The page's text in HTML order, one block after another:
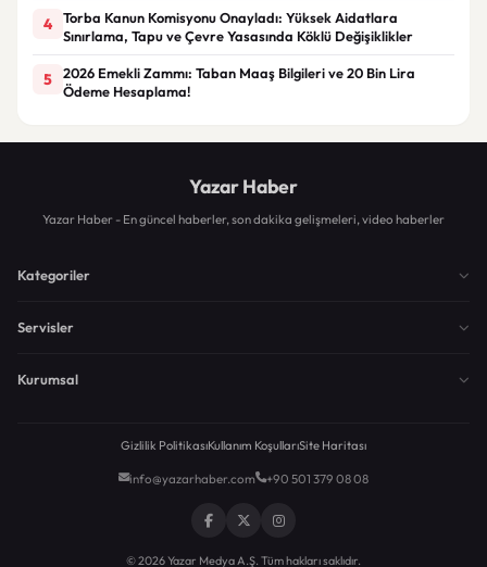
4
Torba Kanun Komisyonu Onayladı: Yüksek Aidatlara
Sınırlama, Tapu ve Çevre Yasasında Köklü Değişiklikler
5
2026 Emekli Zammı: Taban Maaş Bilgileri ve 20 Bin Lira
Ödeme Hesaplama!
Yazar Haber
Yazar Haber - En güncel haberler, son dakika gelişmeleri, video haberler
Kategoriler
Servisler
Kurumsal
Gizlilik PolitikasıKullanım KoşullarıSite Haritası
info@yazarhaber.com +90 501 379 08 08
© 2026 Yazar Medya A.Ş. Tüm hakları saklıdır.